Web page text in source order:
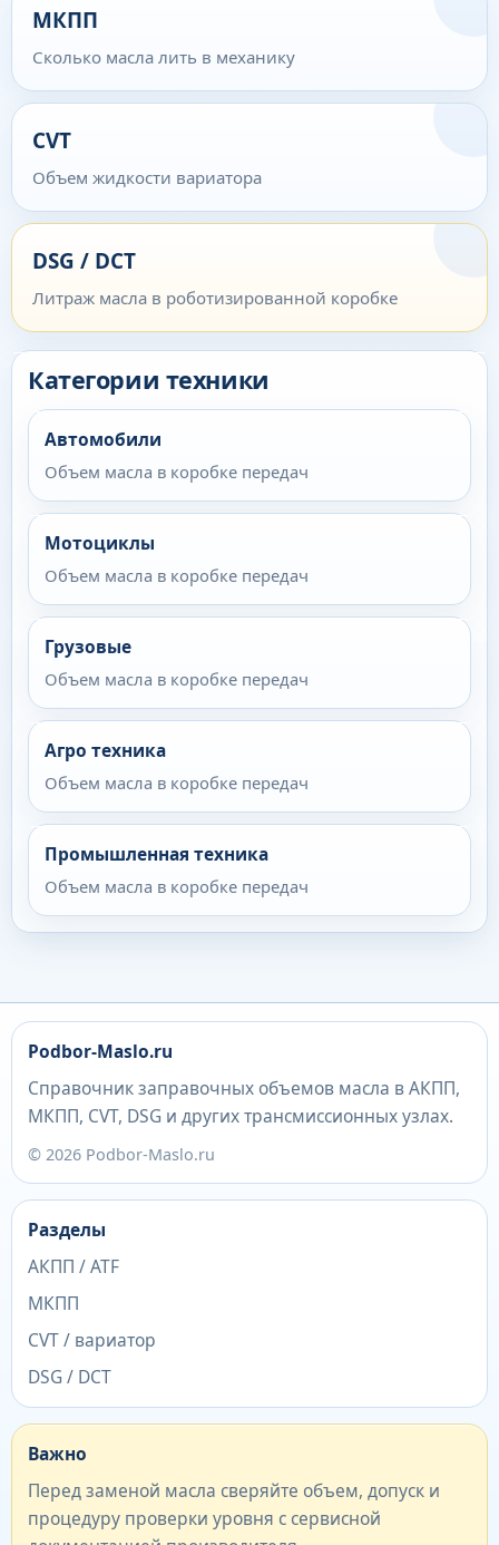
МКПП
Сколько масла лить в механику
CVT
Объем жидкости вариатора
DSG / DCT
Литраж масла в роботизированной коробке
Категории техники
Автомобили
Объем масла в коробке передач
Мотоциклы
Объем масла в коробке передач
Грузовые
Объем масла в коробке передач
Агро техника
Объем масла в коробке передач
Промышленная техника
Объем масла в коробке передач
Podbor-Maslo.ru
Справочник заправочных объемов масла в АКПП,
МКПП, CVT, DSG и других трансмиссионных узлах.
© 2026 Podbor-Maslo.ru
Разделы
АКПП / ATF
МКПП
CVT / вариатор
DSG / DCT
Важно
Перед заменой масла сверяйте объем, допуск и
процедуру проверки уровня с сервисной